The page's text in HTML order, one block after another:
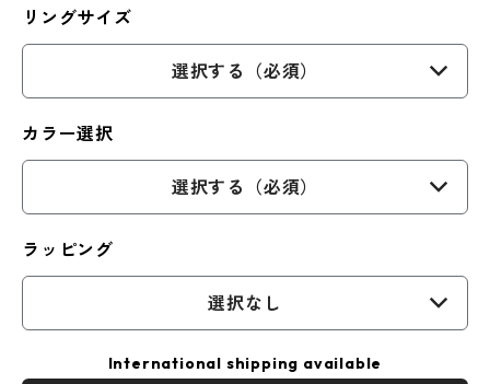
リングサイズ
選択する（必須）
カラー選択
選択する（必須）
ラッピング
選択なし
International shipping available